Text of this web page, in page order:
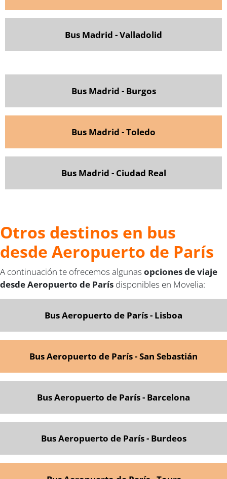
Bus Madrid - Valladolid
Bus Madrid - Burgos
Bus Madrid - Toledo
Bus Madrid - Ciudad Real
Otros destinos en bus
desde Aeropuerto de París
A continuación te ofrecemos algunas opciones de viaje
desde Aeropuerto de París disponibles en Movelia:
Bus Aeropuerto de París - Lisboa
Bus Aeropuerto de París - San Sebastián
Bus Aeropuerto de París - Barcelona
Bus Aeropuerto de París - Burdeos